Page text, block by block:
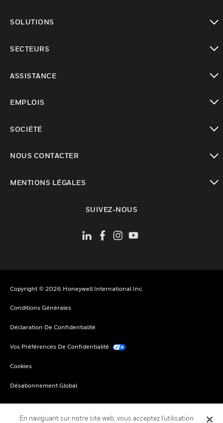
SOLUTIONS
SECTEURS
ASSISTANCE
EMPLOIS
SOCIÉTÉ
NOUS CONTACTER
MENTIONS LÉGALES
SUIVEZ-NOUS
Copyright © 2026 Honeywell International Inc.
Conditions Générales
Déclaration De Confidentialité
Vos Préférences De Confidentialité
Cookies
Désabonnement Global
En naviguant sur notre site web, vous acceptez l'utilisation